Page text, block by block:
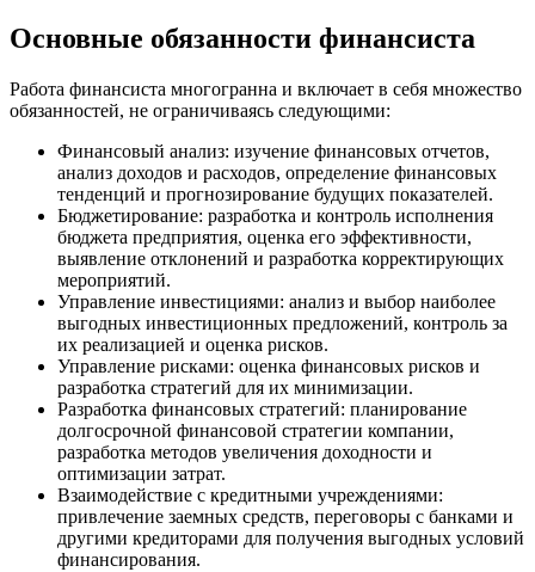
Основные обязанности финансиста
Работа финансиста многогранна и включает в себя множество
обязанностей, не ограничиваясь следующими:
Финансовый анализ: изучение финансовых отчетов,
анализ доходов и расходов, определение финансовых
тенденций и прогнозирование будущих показателей.
Бюджетирование: разработка и контроль исполнения
бюджета предприятия, оценка его эффективности,
выявление отклонений и разработка корректирующих
мероприятий.
Управление инвестициями: анализ и выбор наиболее
выгодных инвестиционных предложений, контроль за
их реализацией и оценка рисков.
Управление рисками: оценка финансовых рисков и
разработка стратегий для их минимизации.
Разработка финансовых стратегий: планирование
долгосрочной финансовой стратегии компании,
разработка методов увеличения доходности и
оптимизации затрат.
Взаимодействие с кредитными учреждениями:
привлечение заемных средств, переговоры с банками и
другими кредиторами для получения выгодных условий
финансирования.